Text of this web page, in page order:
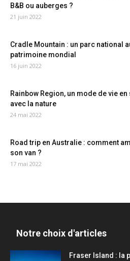
B&B ou auberges ?
21 juin 2022
Cradle Mountain : un parc national
patrimoine mondial
16 juin 2022
Rainbow Region, un mode de vie
avec la nature
24 mai 2022
Road trip en Australie : comment
son van ?
17 mai 2022
Notre choix d'articles
Fraser Island : la